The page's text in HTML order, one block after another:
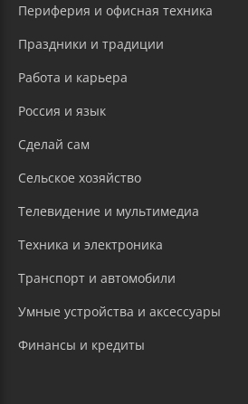
Периферия и офисная техника
Праздники и традиции
Работа и карьера
Россия и язык
Сделай сам
Сельское хозяйство
Телевидение и мультимедиа
Техника и электроника
Транспорт и автомобили
Умные устройства и аксессуары
Финансы и кредиты